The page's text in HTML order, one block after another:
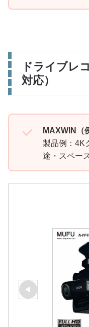
ドライブレ
対応）
MAXWIN（
製品例：4K
途・スペー